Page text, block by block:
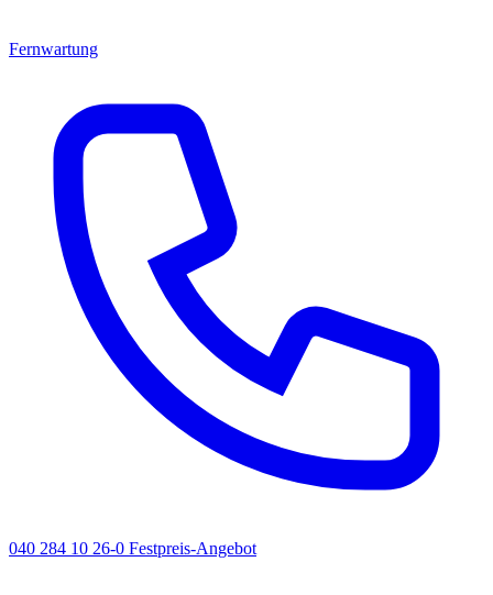
Fernwartung
040 284 10 26-0 Festpreis-Angebot